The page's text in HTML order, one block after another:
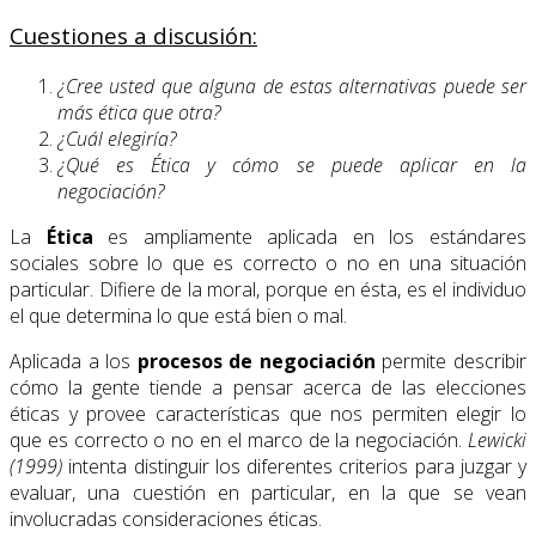
Cuestiones a discusión:
¿Cree usted que alguna de estas alternativas puede ser
más ética que otra?
¿Cuál elegiría?
¿Qué es Ética y cómo se puede aplicar en la
negociación?
La Ética es ampliamente aplicada en los estándares
sociales sobre lo que es correcto o no en una situación
particular. Difiere de la moral, porque en ésta, es el individuo
el que determina lo que está bien o mal.
Aplicada a los procesos de negociación permite describir
cómo la gente tiende a pensar acerca de las elecciones
éticas y provee características que nos permiten elegir lo
que es correcto o no en el marco de la negociación. Lewicki
(1999) intenta distinguir los diferentes criterios para juzgar y
evaluar, una cuestión en particular, en la que se vean
involucradas consideraciones éticas.